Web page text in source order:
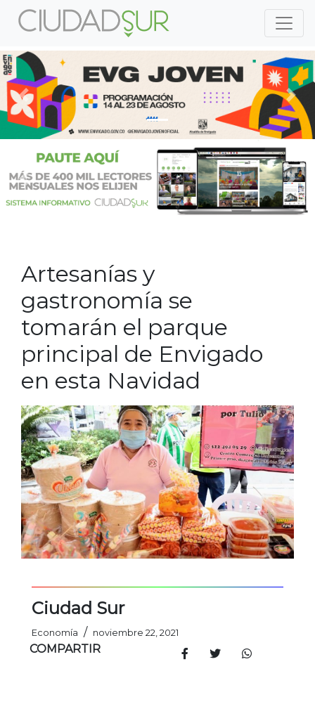
Previous
Previous
Artesanías y
gastronomía se
tomarán el parque
principal de Envigado
en esta Navidad
Ciudad Sur
Economía / noviembre 22, 2021
COMPARTIR